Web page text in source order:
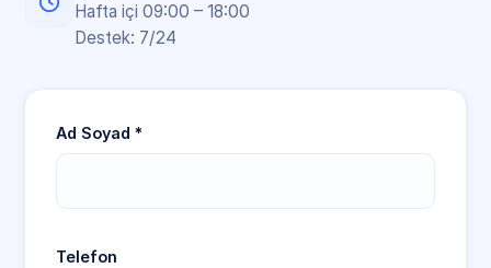
Hafta içi 09:00 – 18:00
Destek: 7/24
Ad Soyad *
Telefon